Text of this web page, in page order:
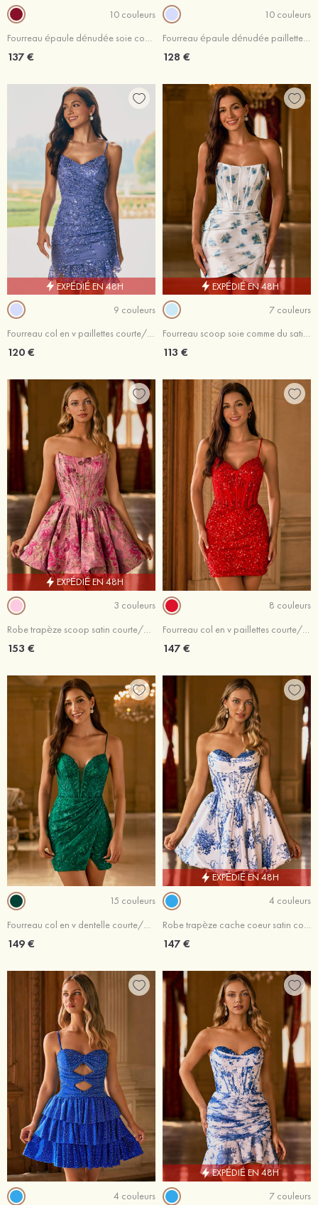
10 couleurs
Fourreau épaule dénudée soie comme du satin courte/mini robe de fête de la rentré avec perles fleurs
137 €
10 couleurs
Fourreau épaule dénudée paillettes courte/mini robe de fête de la rentré avec appliqué
128 €
EXPÉDIÉ EN 48H
9 couleurs
Fourreau col en v paillettes courte/mini robe de fête de la rentré avec appliqué volants
120 €
EXPÉDIÉ EN 48H
7 couleurs
Fourreau scoop soie comme du satin courte/mini robe de fête de la rentré avec fendue imprimé floral
113 €
EXPÉDIÉ EN 48H
3 couleurs
153 €
8 couleurs
147 €
15 couleurs
Fourreau col en v dentelle courte/mini robe de fête de la rentré avec plissé paillettes
149 €
EXPÉDIÉ EN 48H
4 couleurs
Robe trapèze cache coeur satin courte/mini robe de fête de la rentré avec appliqué imprimé floral
147 €
4 couleurs
EXPÉDIÉ EN 48H
7 couleurs